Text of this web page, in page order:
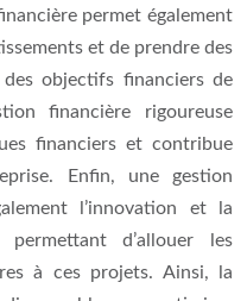
permet également
et de prendre des
objectifs financiers de
financière rigoureuse
financiers et contribue
Enfin, une gestion
l’innovation et la
permettant d’allouer les
à ces projets. Ainsi, la